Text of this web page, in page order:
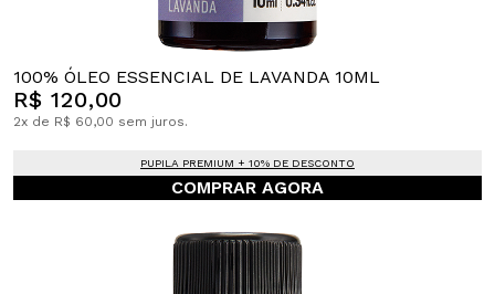
100% ÓLEO ESSENCIAL DE LAVANDA 10ML
R$ 120,00
2x de R$ 60,00 sem juros.
PUPILA PREMIUM + 10% DE DESCONTO
COMPRAR AGORA